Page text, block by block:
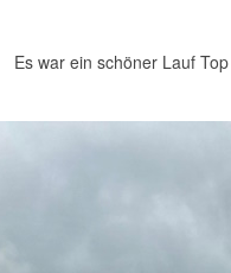
Es war ein schöner Lauf